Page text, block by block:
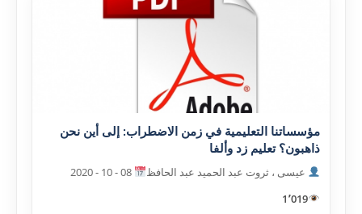
مؤسساتنا التعليمية في زمن الاضطراب: إلى أين نحن
ذاهبون؟ تعليم زد وألفا
عيسى ، ثروت عبد الحميد عبد الحافظ
1٬019